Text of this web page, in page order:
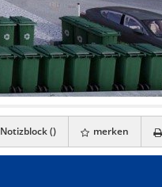
Notizblock () merken